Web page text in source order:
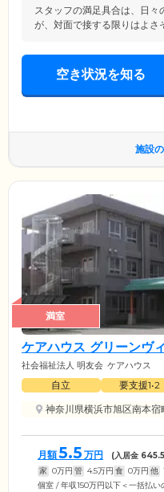
スタッフの満足具合は、日
が、対面で接する限りはよさ
空き状況を知る
施設
満室
ケアハウス グリーンヴ
社会福祉法人 明友会 ケアハウス
自立 要支援1•2
神奈川県横浜市旭区南本宿
月額5.5 万円 (入居金 645.5
家 0万円 管 4.5万円 食 0万円 他
個室 / 年収150万円以下＜一括払い